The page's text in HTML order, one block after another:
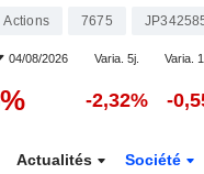
Actions 7675
04/08/2026 Varia. 5j. Varia.
-2,32% -
Actualités Société